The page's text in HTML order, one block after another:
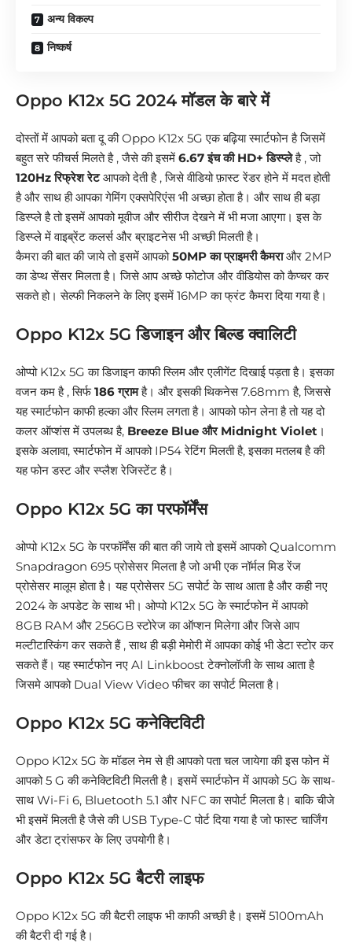
अन्य विकल्प
निष्कर्ष
Oppo K12x 5G 2024 मॉडल के बारे में
दोस्तों में आपको बता दू की Oppo K12x 5G एक बढ़िया स्मार्टफोन है जिसमें
बहुत सरे फीचर्स मिलते है , जैसे की इसमें 6.67 इंच की HD+ डिस्प्लेहै , जो
120Hz रिफ्रेश रेटआपको देती है , जिसे वीडियो फ़ास्ट रेंडर होने में मदत होती
है और साथ ही आपका गेमिंग एक्सपेरिएंस भी अच्छा होता है। और साथ ही बड़ा
डिस्प्ले है तो इसमें आपको मूवीज और सीरीज देखने में भी मजा आएगा। इस के
डिस्प्ले में वाइब्रेंट कलर्स और ब्राइटनेस भी अच्छी मिलती है।
कैमरा की बात की जाये तो इसमें आपको50MP का प्राइमरी कैमराऔर 2MP
का डेप्थ सेंसर मिलता है। जिसे आप अच्छे फोटोज और वीडियोस को कैप्चर कर
सकते हो। सेल्फी निकलने के लिए इसमें 16MP का फ्रंट कैमरा दिया गया है।
Oppo K12x 5G डिजाइन और बिल्ड क्वालिटी
ओप्पो K12x 5G का डिजाइन काफी स्लिम और एलीगेंट दिखाई पड़ता है। इसका
वजन कम है , सिर्फ186 ग्रामहै। और इसकी थिकनेस 7.68mm है, जिससे
यह स्मार्टफोन काफी हल्का और स्लिम लगता है। आपको फोन लेना है तो यह दो
कलर ऑप्शंस में उपलब्ध है, Breeze Blue और Midnight Violet ।
इसके अलावा, स्मार्टफोन में आपको IP54 रेटिंग मिलती है, इसका मतलब है की
यह फोन डस्ट और स्प्लैश रेजिस्टेंट है।
Oppo K12x 5G का परफॉर्मेंस
ओप्पो K12x 5G के परफॉर्मेंस की बात की जाये तो इसमें आपको Qualcomm
Snapdragon 695 प्रोसेसर मिलता है जो अभी एक नॉर्मल मिड रेंज
प्रोसेसर मालूम होता है। यह प्रोसेसर 5G सपोर्ट के साथ आता है और कही नए
2024 के अपडेट के साथ भी। ओप्पो K12x 5G के स्मार्टफोन में आपको
8GB RAM और 256GB स्टोरेज का ऑप्शन मिलेगा और जिसे आप
मल्टीटास्किंग कर सकते हैं , साथ ही बड़ी मेमोरी में आपका कोई भी डेटा स्टोर कर
सकते हैं। यह स्मार्टफोन नए AI Linkboost टेक्नोलॉजी के साथ आता है
जिसमे आपको Dual View Video फीचर का सपोर्ट मिलता है।
Oppo K12x 5G कनेक्टिविटी
Oppo K12x 5G के मॉडल नेम से ही आपको पता चल जायेगा की इस फोन में
आपको 5 G की कनेक्टिविटी मिलती है। इसमें स्मार्टफोन में आपको 5G के साथ-
साथ Wi-Fi 6, Bluetooth 5.1 और NFC का सपोर्ट मिलता है। बाकि चीजे
भी इसमें मिलती है जैसे की USB Type-C पोर्ट दिया गया है जो फास्ट चार्जिंग
और डेटा ट्रांसफर के लिए उपयोगी है।
Oppo K12x 5G बैटरी लाइफ
Oppo K12x 5G की बैटरी लाइफ भी काफी अच्छी है। इसमें 5100mAh
की बैटरी दी गई है।